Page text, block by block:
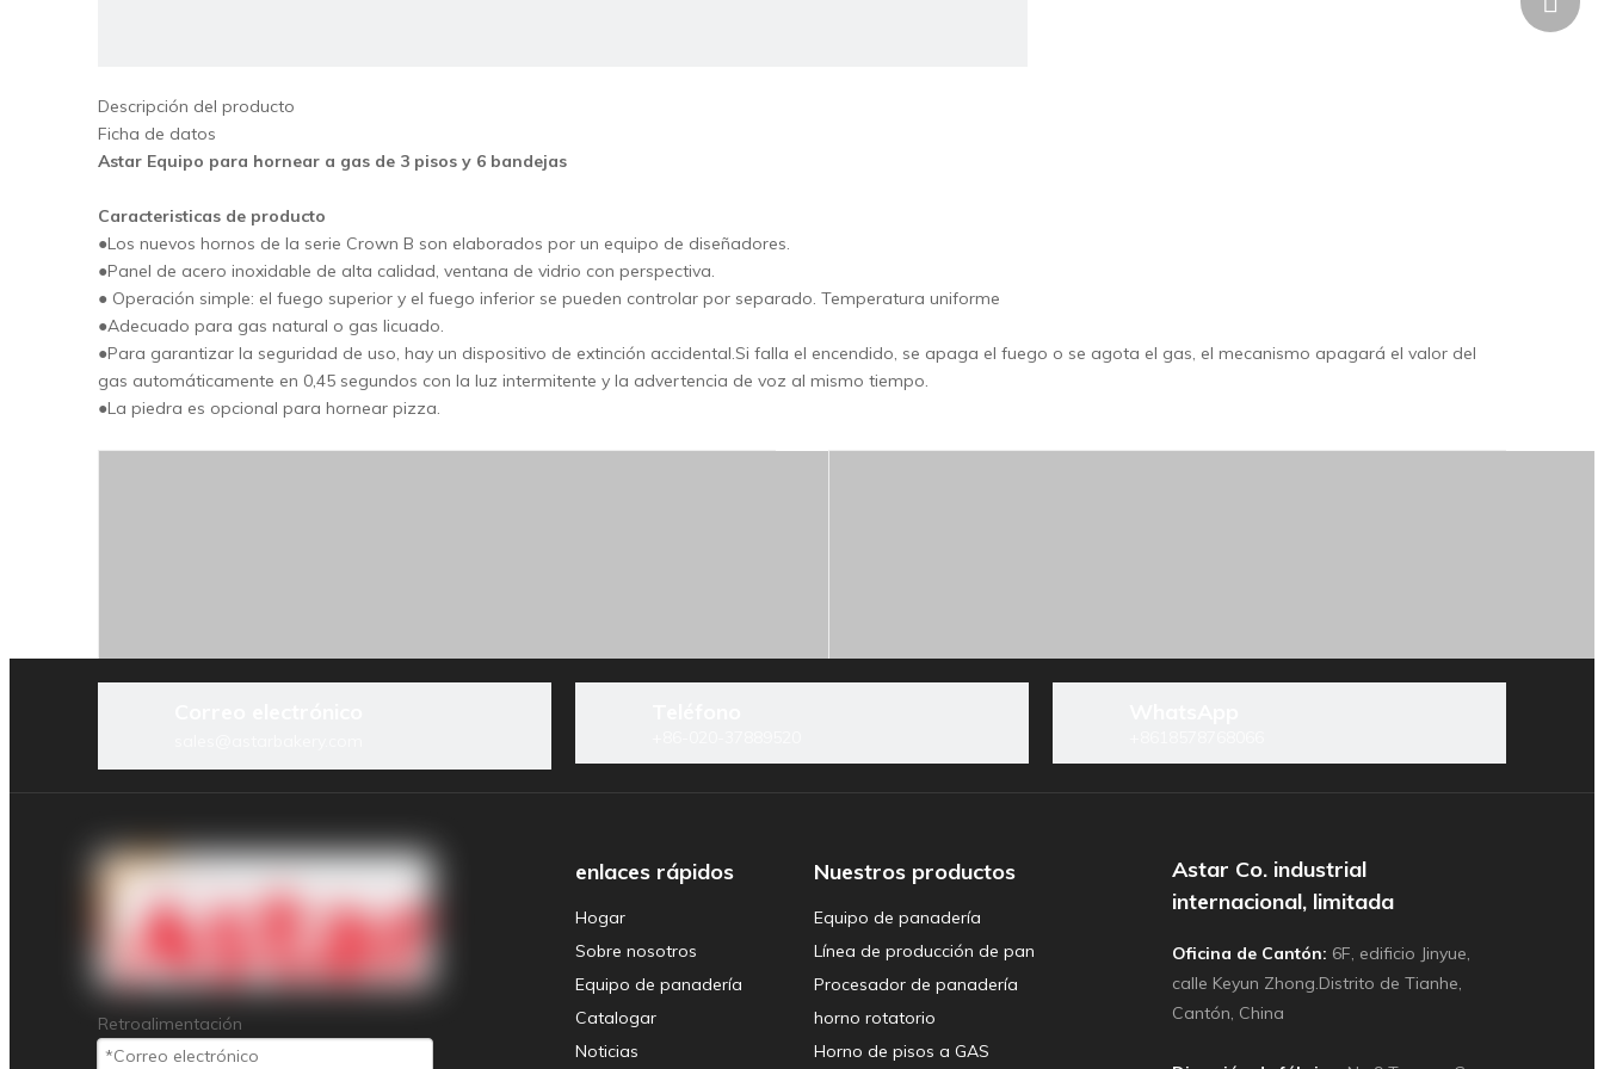
Herramientas para hornear
Descripción del producto
Ficha de datos
Astar Equipo para hornear a gas de 3 pisos y 6 bandejas
Caracteristicas de producto
●Los nuevos hornos de la serie Crown B son elaborados por un equipo de diseñadores.
●Panel de acero inoxidable de alta calidad, ventana de vidrio con perspectiva.
● Operación simple: el fuego superior y el fuego inferior se pueden controlar por separado. Temperatura uniforme
●Adecuado para gas natural o gas licuado.
●Para garantizar la seguridad de uso, hay un dispositivo de extinción accidental.Si falla el encendido, se apaga el fuego o se agota el gas, el mecanismo apagará el valor del
gas automáticamente en 0,45 segundos con la luz intermitente y la advertencia de voz al mismo tiempo.
●La piedra es opcional para hornear pizza.
Retroalimentación
enlaces rápidos
Hogar
Sobre nosotros
Equipo de panadería
Catalogar
Noticias
Nuestros productos
Equipo de panadería
Línea de producción de pan
Procesador de panadería
horno rotatorio
Horno de pisos a GAS
Astar Co. industrial
internacional, limitada
Oficina de Cantón: 6F, edificio Jinyue,
calle Keyun Zhong.Distrito de Tianhe,
Cantón, China